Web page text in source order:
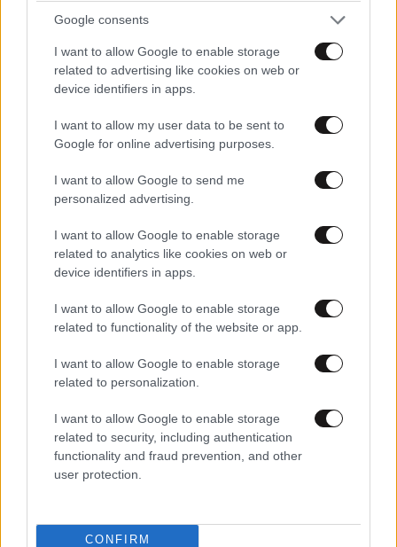
Google consents
I want to allow Google to enable storage
related to advertising like cookies on web or
device identifiers in apps.
I want to allow my user data to be sent to
Google for online advertising purposes.
I want to allow Google to send me
personalized advertising.
I want to allow Google to enable storage
related to analytics like cookies on web or
device identifiers in apps.
I want to allow Google to enable storage
related to functionality of the website or app.
I want to allow Google to enable storage
related to personalization.
I want to allow Google to enable storage
related to security, including authentication
functionality and fraud prevention, and other
user protection.
CONFIRM
Δηλαδή παντού!
Μουρλός 30·09·2020 18:45
Απαντήστε
Βάλτε τον Χαρδαλιά να τους κόψει πρόστιμο για
τους απαγορεύσει την κυκλοφορία μετά τις 8 το
βράδυ. Ρε τι άλλο θα ακούσουμε με τους αστείους
Βίντεο-ντοκουμέντο από το θανατηφόρο
τροχαίο στις Σέρρες: Η στιγμή που το ΙΧ μπαίνει
στο αντίθετο ρεύμα – Ακαριαία πέθαναν γιος
και μητέρα